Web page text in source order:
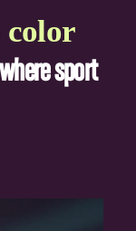
color
where sport